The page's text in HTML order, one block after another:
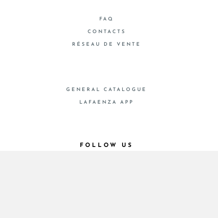
FAQ
CONTACTS
RÉSEAU DE VENTE
GENERAL CATALOGUE
LAFAENZA APP
FOLLOW US